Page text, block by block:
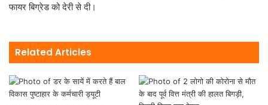
फायर बिग्रेड को देरी से दी।
Related Articles